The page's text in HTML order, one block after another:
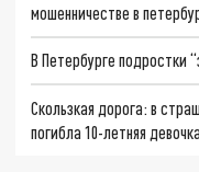
мошенничестве в
В Петербурге подростки
Скользкая дорога: в
погибла 10-летняя девочка